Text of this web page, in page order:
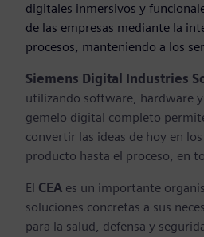
digitales inmersivos y
de las empresas mediante la
procesos, manteniendo a los
Siemens Digital Industries
utilizando software, hardware y
gemelo digital completo
convertir las ideas de hoy en
producto hasta el proceso, en
El CEA es un importante
soluciones concretas a sus
para la salud, defensa y